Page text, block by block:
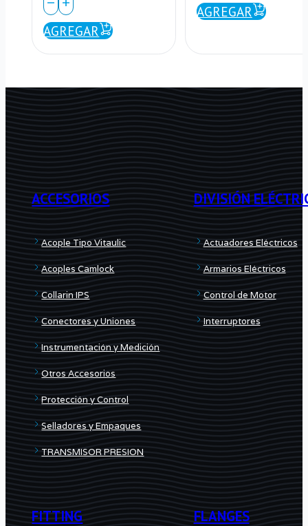
Gris
SCH
–
Alta
Presión
cantidad
AGREGAR
Gris
–
Schedule
D1785
AGREGAR
ACCESORIOS
Acople Tipo Vitaulic
Acoples Camlock
Collarin IPS
Conectores y Uniones
Instrumentación y Medición
Otros Accesorios
Protección y Control
Selladores y Empaques
TRANSMISOR PRESION
DIVISIÓN
Actuadores Eléctricos
Armarios Eléctricos
Control de Motor
Interruptores
FITTING FLANGES